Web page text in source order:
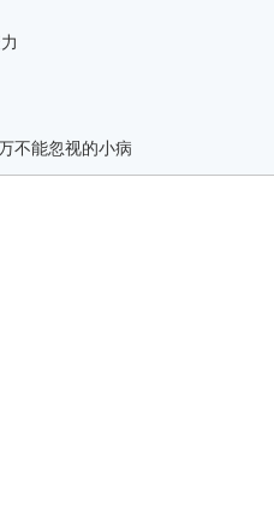
不能忽视的小病